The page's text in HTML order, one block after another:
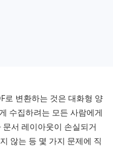
로 변환하는 것은 대화형 양
수집하려는 모든 사람에게
서 레이아웃이 손실되거
않는 등 몇 가지 문제에 직